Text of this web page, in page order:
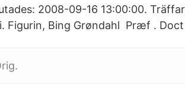
2008-09-16 13:00:00.
Figurin, Bing Grøndahl Præf .